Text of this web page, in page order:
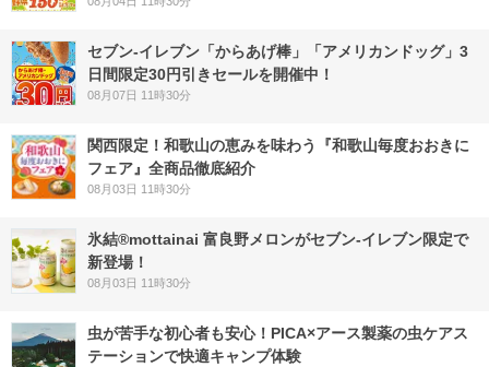
セブン‐イレブン「からあげ棒」「アメリカンドッグ」3
日間限定30円引きセールを開催中！
08月07日 11時30分
関西限定！和歌山の恵みを味わう『和歌山毎度おおきに
フェア』全商品徹底紹介
08月03日 11時30分
氷結®mottainai 富良野メロンがセブン‐イレブン限定で
新登場！
08月03日 11時30分
虫が苦手な初心者も安心！PICA×アース製薬の虫ケアス
テーションで快適キャンプ体験